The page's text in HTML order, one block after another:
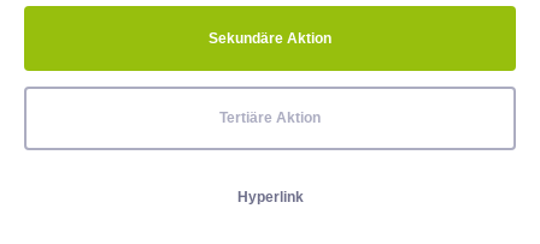
Sekundäre Aktion
Tertiäre Aktion
Hyperlink